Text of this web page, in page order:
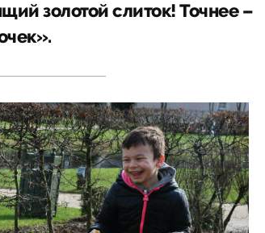
золотой слиток! Точнее –